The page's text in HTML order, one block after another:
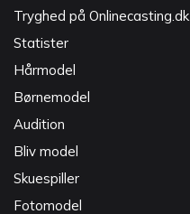
Tryghed på Onlinecasting.dk
Statister
Hårmodel
Børnemodel
Audition
Bliv model
Skuespiller
Fotomodel